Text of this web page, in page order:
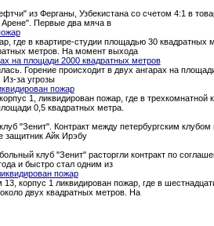
из Ферганы, Узбекистана со счетом 4:1 в
Арене". Первые два мяча в
где в квартире-студии площадью 30
метров. На момент выхода
на площади 2000 квадратных метров
Горение происходит в двух ангарах на
Из-за угрозы
пожар
1, ликвидирован пожар, где в
0,5 квадратных метра.
"Зенит". Контракт между петербургским
защитник Айк Ирэбу
клуб "Зенит" расторгли контракт по
и быстро стал одним из
пожар
13, корпус 1 ликвидирован пожар, где в
двух квадратных метров. На